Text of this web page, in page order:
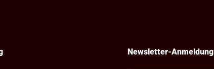
Newsletter-Anmeldung